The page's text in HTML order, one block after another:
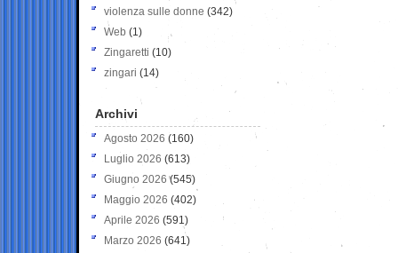
violenza sulle donne (342)
Web (1)
Zingaretti (10)
zingari (14)
Archivi
Agosto 2026 (160)
Luglio 2026 (613)
Giugno 2026 (545)
Maggio 2026 (402)
Aprile 2026 (591)
Marzo 2026 (641)